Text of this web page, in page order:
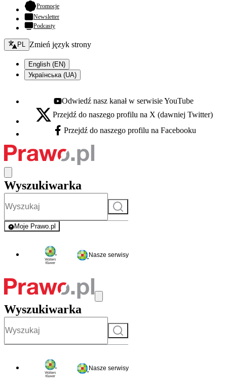
Promocje- otwiera się w nowej karcie
Newsletter
Podcasty
Zmień język - bieżący:
PL Zmień język strony
English (EN)
Українська (UA)
Youtube - otwiera się w nowej karcie
Odwiedź nasz kanał w serwisie YouTube
X - otwiera się w nowej karcie
Przejdź do naszego profilu na X (dawniej Twitter)
Facebook - otwiera się w nowej karcie
Przejdź do naszego profilu na Facebooku
Wyszukiwarka
Szukaj
Moje Prawo.pl
- rejestracja i logowanie do serwisu
Nasze serwisy
Wyszukiwarka
Szukaj
Nasze serwisy